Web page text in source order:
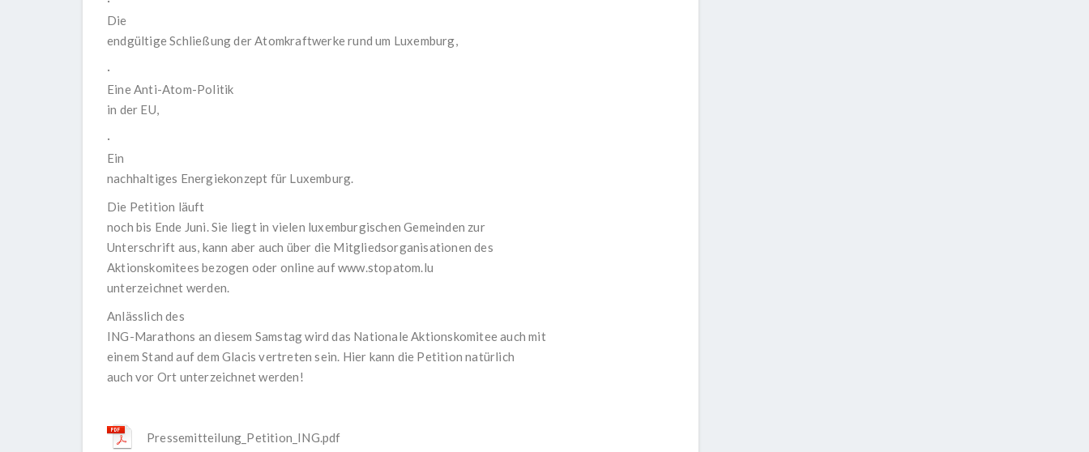
Die
endgültige Schließung der Atomkraftwerke rund um Luxemburg,
·
Eine Anti-Atom-Politik
in der EU,
·
Ein
nachhaltiges Energiekonzept für Luxemburg.
Die Petition läuft
noch bis Ende Juni. Sie liegt in vielen luxemburgischen Gemeinden zur
Unterschrift aus, kann aber auch über die Mitgliedsorganisationen des
Aktionskomitees bezogen oder online aufwww.stopatom.lu
unterzeichnet werden.
Anlässlich des
ING-Marathons an diesem Samstag wird das Nationale Aktionskomitee auch mit
einem Stand auf dem Glacis vertreten sein. Hier kann die Petition natürlich
auch vor Ort unterzeichnet werden!
Pressemitteilung_Petition_ING.pdf